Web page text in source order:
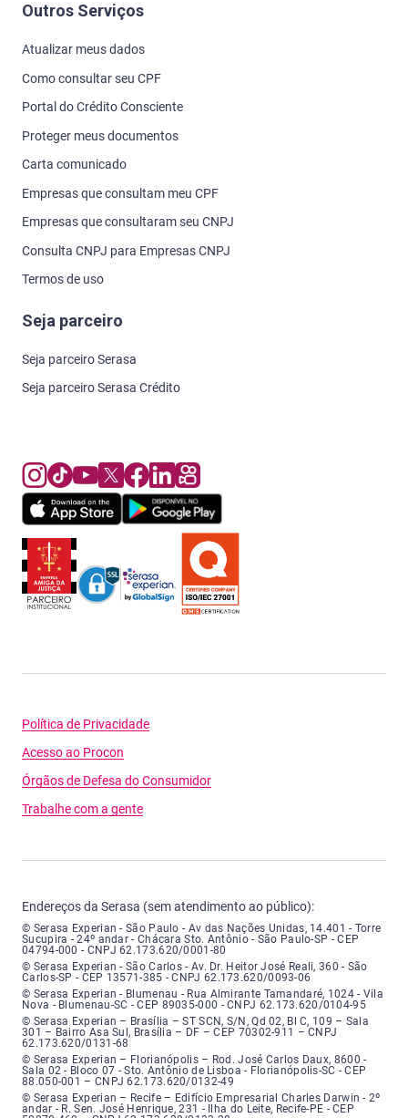
Outros Serviços
Atualizar meus dados
Como consultar seu CPF
Portal do Crédito Consciente
Proteger meus documentos
Carta comunicado
Empresas que consultam meu CPF
Empresas que consultaram seu CNPJ
Consulta CNPJ para Empresas CNPJ
Termos de uso
Seja parceiro
Seja parceiro Serasa
Seja parceiro Serasa Crédito
Política de Privacidade
Acesso ao Procon
Órgãos de Defesa do Consumidor
Trabalhe com a gente
Endereços da Serasa (sem atendimento ao público):
Serasa Experian - São Paulo - Endereço: Avenida das Nações Unidas,
© Serasa Experian - São Paulo - Av das Nações Unidas, 14.401 - Torre
Sucupira - 24º andar - Chácara Sto. Antônio - São Paulo-SP - CEP
04794-000 - CNPJ 62.173.620/0001-80
Serasa Experian - São Carlos - Endereço: Avenida Doutor Heitor José
© Serasa Experian - São Carlos - Av. Dr. Heitor José Reali, 360 - São
Carlos-SP - CEP 13571-385 - CNPJ 62.173.620/0093-06
Serasa Experian - Blumenau - Endereço: Rua Almirante Tamandaré,
© Serasa Experian - Blumenau - Rua Almirante Tamandaré, 1024 - Vila
Nova - Blumenau-SC - CEP 89035-000 - CNPJ 62.173.620/0104-95
Serasa Experian - Brasília, Endereço: Setor Comercial Norte, sem
© Serasa Experian – Brasília – ST SCN, S/N, Qd 02, Bl C, 109 – Sala
301 – Bairro Asa Sul, Brasília – DF – CEP 70302-911 – CNPJ
62.173.620/0131-68
Serasa Experian - Florianópolis, Endereço: Rodovia José Carlos, número
© Serasa Experian – Florianópolis – Rod. José Carlos Daux, 8600 -
Sala 02 - Bloco 07 - Sto. Antônio de Lisboa - Florianópolis-SC - CEP
88.050-001 – CNPJ 62.173.620/0132-49
Serasa Experian - Recife, Endereço: Edifício Empresarial Charles Darwin,
© Serasa Experian – Recife – Edifício Empresarial Charles Darwin - 2º
andar - R. Sen. José Henrique, 231 - Ilha do Leite, Recife-PE - CEP